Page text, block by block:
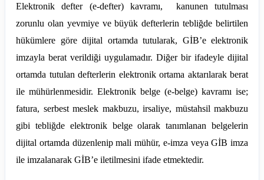
Elektronik defter (e-defter) kavramı, kanunen tutulması
zorunlu olan yevmiye ve büyük defterlerin tebliğde belirtilen
hükümlere göre dijital ortamda tutularak, GİB’e elektronik
imzayla berat verildiği uygulamadır. Diğer bir ifadeyle dijital
ortamda tutulan defterlerin elektronik ortama aktarılarak berat
ile mühürlenmesidir. Elektronik belge (e-belge) kavramı ise;
fatura, serbest meslek makbuzu, irsaliye, müstahsil makbuzu
gibi tebliğde elektronik belge olarak tanımlanan belgelerin
dijital ortamda düzenlenip mali mühür, e-imza veya GİB imza
ile imzalanarak GİB’e iletilmesini ifade etmektedir.